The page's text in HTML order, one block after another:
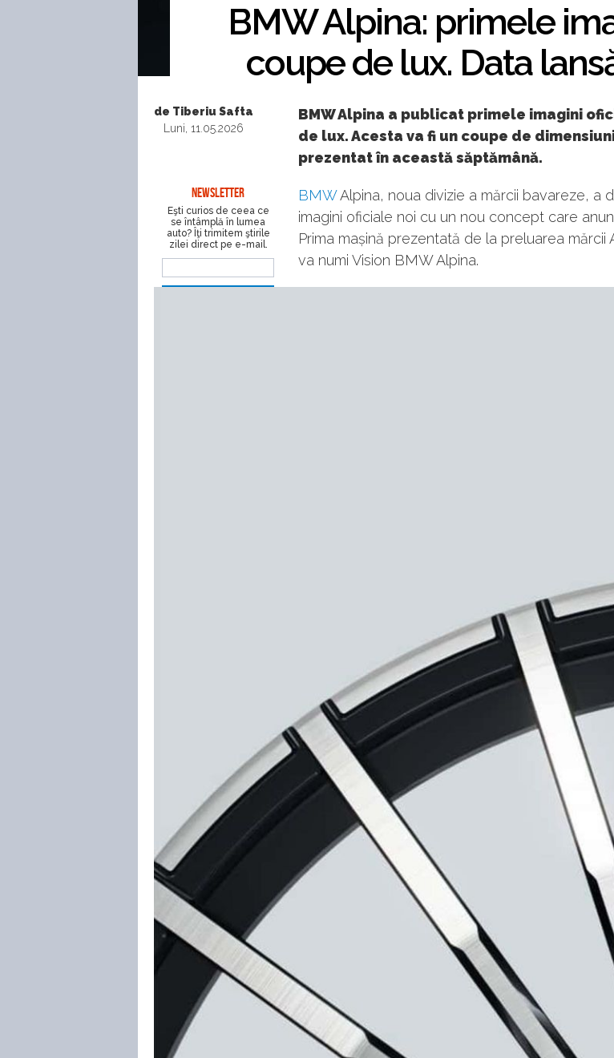
BMW Alpina: primele
coupe de lux. Data
de Tiberiu Safta
Luni, 11.05.2026
NEWSLETTER
Eşti curios de ceea ce
se întâmplă în lumea
auto? Îţi trimitem ştirile
zilei direct pe e-mail.
BMW Alpina a publicat primele imagini
de lux. Acesta va fi un coupe de
prezentat în această săptămână.
BMWAlpina, noua divizie a mărcii bavareze, a
imagini oficiale noi cu un nou concept care
Prima mașină prezentată de la preluarea
va numi Vision BMW Alpina.